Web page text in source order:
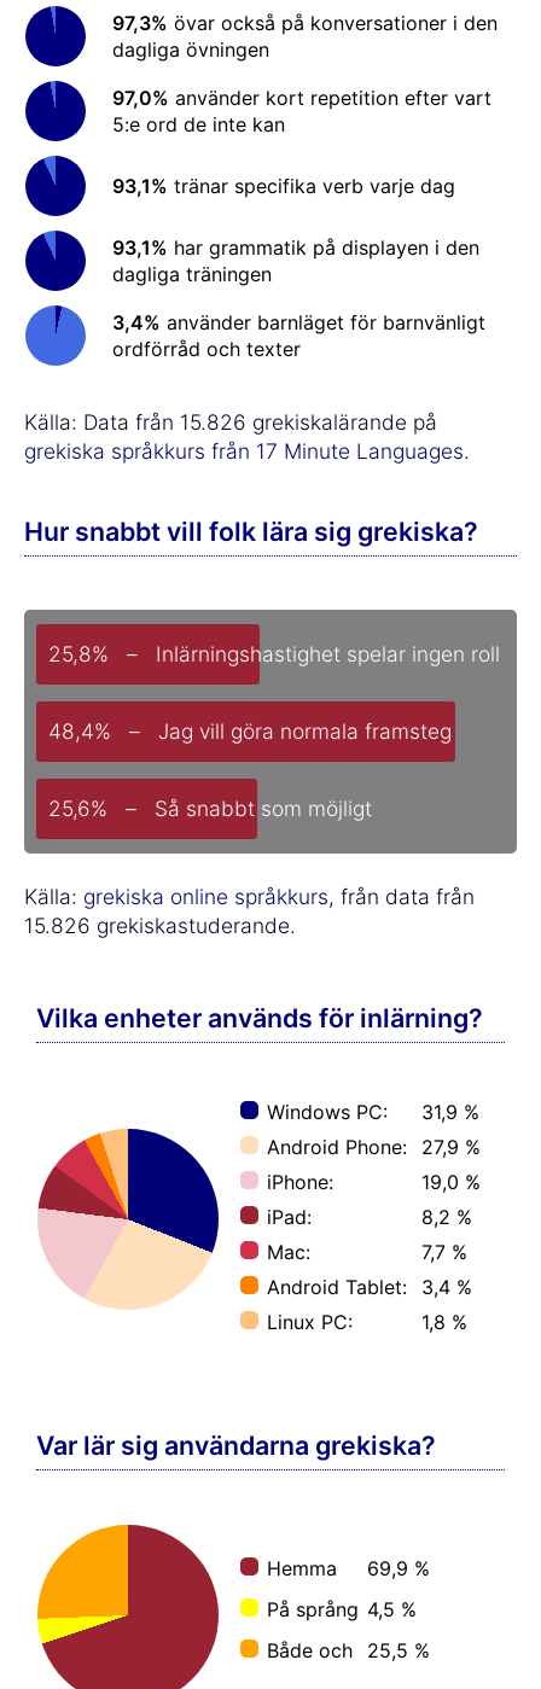
97,3% övar också på konversationer i den
dagliga övningen
97,0% använder kort repetition efter vart
5:e ord de inte kan
93,1% tränar specifika verb varje dag
93,1% har grammatik på displayen i den
dagliga träningen
3,4% använder barnläget för barnvänligt
ordförråd och texter
Källa: Data från 15.826 grekiskalärande på
grekiska språkkurs från 17 Minute Languages.
Hur snabbt vill folk lära sig grekiska?
25,8% – Inlärningshastighet spelar ingen roll
48,4% – Jag vill göra normala framsteg
25,6% – Så snabbt som möjligt
Källa: grekiska online språkkurs, från data från
15.826 grekiskastuderande.
Vilka enheter används för inlärning?
Windows PC:
31,9 %
Android Phone:
27,9 %
iPhone:
19,0 %
iPad:
8,2 %
Mac:
7,7 %
Android Tablet:
3,4 %
Linux PC:
1,8 %
Var lär sig användarna grekiska?
Hemma
69,9 %
På språng 4,5 %
Både och
25,5 %